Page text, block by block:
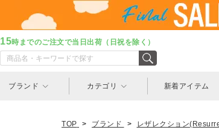
15時までのご注文で当日出荷（日祝を除く）
ブランド カテゴリ 新着アイテム
TOP > ブランド > レザレクション